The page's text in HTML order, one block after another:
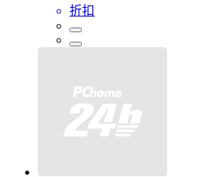
折扣